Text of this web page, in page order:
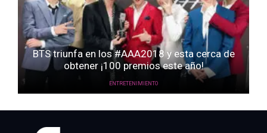
BTS triunfa en los #AAA2018 y esta cerca de
obtener ¡100 premios este año!
ENTRETENIMIENTO